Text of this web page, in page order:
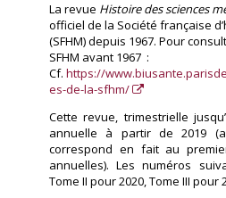
La revue Histoire des sciences
officiel de la Société française
(SFHM) depuis 1967. Pour
SFHM avant 1967 :
Cf.https://
es-de-la-sfhm/
Cette revue, trimestrielle
annuelle à partir de 2019
correspond en fait au
annuelles). Les numéros
Tome II pour 2020, Tome III pour